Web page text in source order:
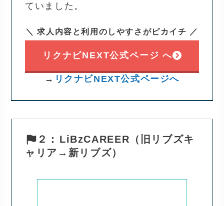
ていました。
＼ 求人内容と利用のしやすさがピカイチ ／
リクナビNEXT公式ページ へ
→ リクナビNEXT公式ページへ
２： LiBzCAREER（旧リブズキ
ャリア→新リブズ）